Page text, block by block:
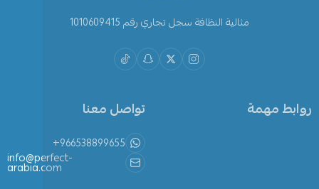
مثالية النظافة سجل تجاري رقم 1010609415
روابط مهمة تواصل معنا
+966538899655
info@perfect-
arabia.com